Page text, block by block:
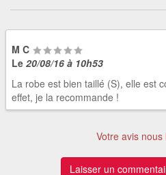
M C
Le 20/08/16 à 10h53
La robe est bien taillé (S), elle est
effet, je la recommande !
Votre avis nous
Laisser un